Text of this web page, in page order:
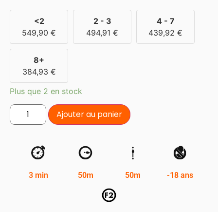
<2
549,90 €
2 - 3
494,91 €
4 - 7
439,92 €
8+
384,93 €
Plus que 2 en stock
Ajouter au panier
3 min 50m 50m -18 ans